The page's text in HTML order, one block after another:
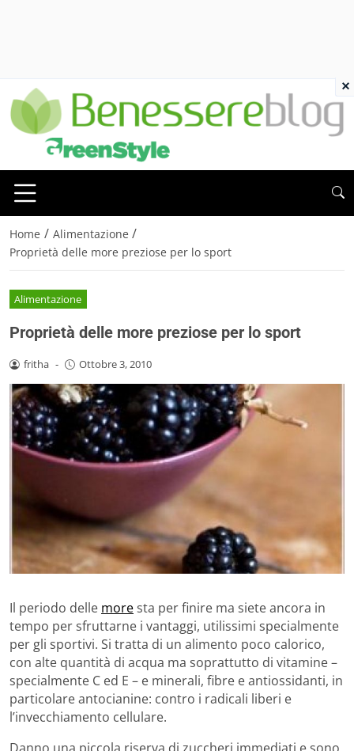
Home / Alimentazione /
Proprietà delle more preziose per lo sport
Alimentazione
Proprietà delle more preziose per lo sport
fritha - Ottobre 3, 2010
Il periodo delle moresta per finire ma siete ancora in
tempo per sfruttarne i vantaggi, utilissimi specialmente
per gli sportivi. Si tratta di un alimento poco calorico,
con alte quantità di acqua ma soprattutto di vitamine –
specialmente C ed E – e minerali, fibre e antiossidanti, in
particolare antocianine: contro i radicali liberi e
l’invecchiamento cellulare.
×